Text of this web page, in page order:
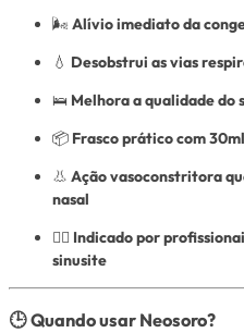
🌬 Alívio imediato da
💧 Desobstrui as vias
🛌 Melhora a qualidade do
📦 Frasco prático com
👃 Ação vasoconstritora
nasal
👨‍⚕️ Indicado por
sinusite
🕒 Quando usar Neosoro?